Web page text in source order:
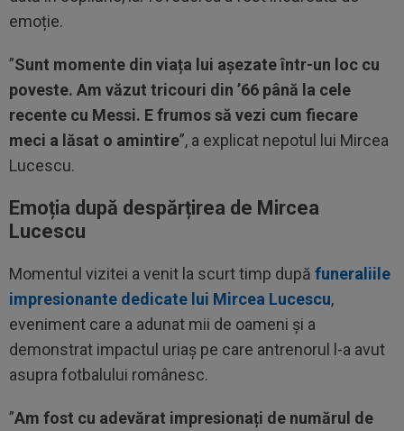
emoție.
”Sunt momente din viața lui așezate într-un loc cu
poveste. Am văzut tricouri din ’66 până la cele
recente cu Messi. E frumos să vezi cum fiecare
meci a lăsat o amintire”, a explicat nepotul lui Mircea
Lucescu.
Emoția după despărțirea de Mircea
Lucescu
Momentul vizitei a venit la scurt timp după funeraliile
impresionante dedicate lui Mircea Lucescu,
eveniment care a adunat mii de oameni și a
demonstrat impactul uriaș pe care antrenorul l-a avut
asupra fotbalului românesc.
”Am fost cu adevărat impresionați de numărul de